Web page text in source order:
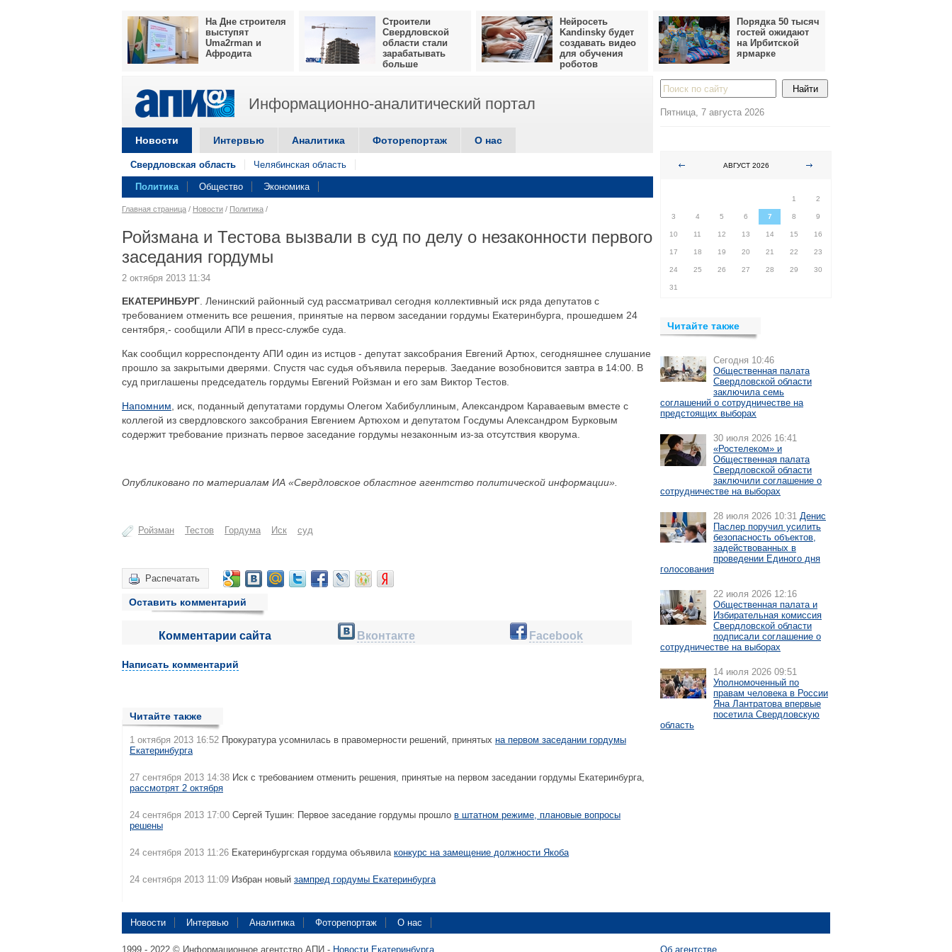
На Дне строителя
выступят
Uma2rman и
Афродита
Строители
Свердловской
области стали
зарабатывать
больше
Нейросеть
Kandinsky будет
создавать видео
для обучения
роботов
Порядка 50 тысяч
гостей ожидают
на Ирбитской
ярмарке
Информационно-аналитический портал
Новости Интервью Аналитика Фоторепортаж О нас
Свердловская область Челябинская область
Политика Общество Экономика
Главная страница / Новости / Политика /
Ройзмана и Тестова вызвали в суд по делу о незаконности первого
заседания гордумы
2 октября 2013 11:34
ЕКАТЕРИНБУРГ . Ленинский районный суд рассматривал сегодня коллективный иск ряда депутатов с
требованием отменить все решения, принятые на первом заседании гордумы Екатеринбурга, прошедшем 24
сентября,- сообщили АПИ в пресс-службе суда.
Как сообщил корреспонденту АПИ один из истцов - депутат заксобрания Евгений Артюх, сегодняшнее слушание
прошло за закрытыми дверями. Спустя час судья объявила перерыв. Заедание возобновится завтра в 14:00. В
суд приглашены председатель гордумы Евгений Ройзман и его зам Виктор Тестов.
Напомним , иск, поданный депутатами гордумы Олегом Хабибуллиным, Александром Караваевым вместе с
коллегой из свердловского заксобрания Евгением Артюхом и депутатом Госдумы Александром Бурковым
содержит требование признать первое заседание гордумы незаконным из-за отсутствия кворума.
Опубликовано по материалам ИА «Свердловское областное агентство политической информации».
Ройзман Тестов Гордума Иск суд
Распечатать
Оставить комментарий
Комментарии сайта Вконтакте Facebook
Написать комментарий
Читайте также
1 октября 2013 16:52 Прокуратура усомнилась в правомерности решений, принятых на первом заседании гордумы
Екатеринбурга
27 сентября 2013 14:38 Иск с требованием отменить решения, принятые на первом заседании гордумы Екатеринбурга,
рассмотрят 2 октября
24 сентября 2013 17:00 Сергей Тушин: Первое заседание гордумы прошло в штатном режиме, плановые вопросы
решены
24 сентября 2013 11:26 Екатеринбургская гордума объявила конкурс на замещение должности Якоба
24 сентября 2013 11:09 Избран новый зампред гордумы Екатеринбурга
Пятница, 7 августа 2026
АВГУСТ 2026
1
2
3 4 5 6 7 8 9
10 11 12 13 14 15 16
17 18 19 20 21 22 23
24 25 26 27 28 29 30
31
Читайте также
Сегодня 10:46
Общественная палата
Свердловской области
заключила семь
соглашений о сотрудничестве на
предстоящих выборах
30 июля 2026 16:41
«Ростелеком» и
Общественная палата
Свердловской области
заключили соглашение о
сотрудничестве на выборах
28 июля 2026 10:31 Денис
Паслер поручил усилить
безопасность объектов,
задействованных в
проведении Единого дня
голосования
22 июля 2026 12:16
Общественная палата и
Избирательная комиссия
Свердловской области
подписали соглашение о
сотрудничестве на выборах
14 июля 2026 09:51
Уполномоченный по
правам человека в России
Яна Лантратова впервые
посетила Свердловскую
область
Новости Интервью Аналитика Фоторепортаж О нас
1999 - 2022 © Информационное агентство АПИ - Новости Екатеринбурга Об агентстве